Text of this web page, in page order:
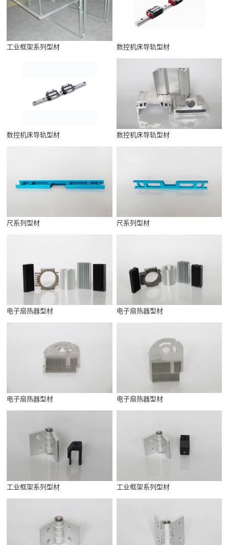
工业框架系列型材 数控机床导轨型材
数控机床导轨型材 数控机床导轨型材
尺系列型材 尺系列型材
电子扇热器型材 电子扇热器型材
电子扇热器型材 电子扇热器型材
工业框架系列型材 工业框架系列型材